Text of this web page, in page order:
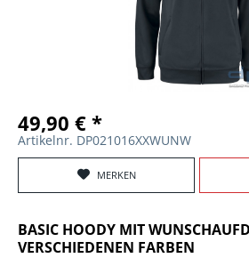
49,90 € *
Artikelnr. DP021016XXWUNW
MERKEN
BASIC HOODY MIT
VERSCHIEDENEN FARBEN